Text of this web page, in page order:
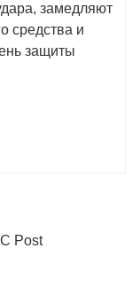
замедляют
средства и
защиты
Post